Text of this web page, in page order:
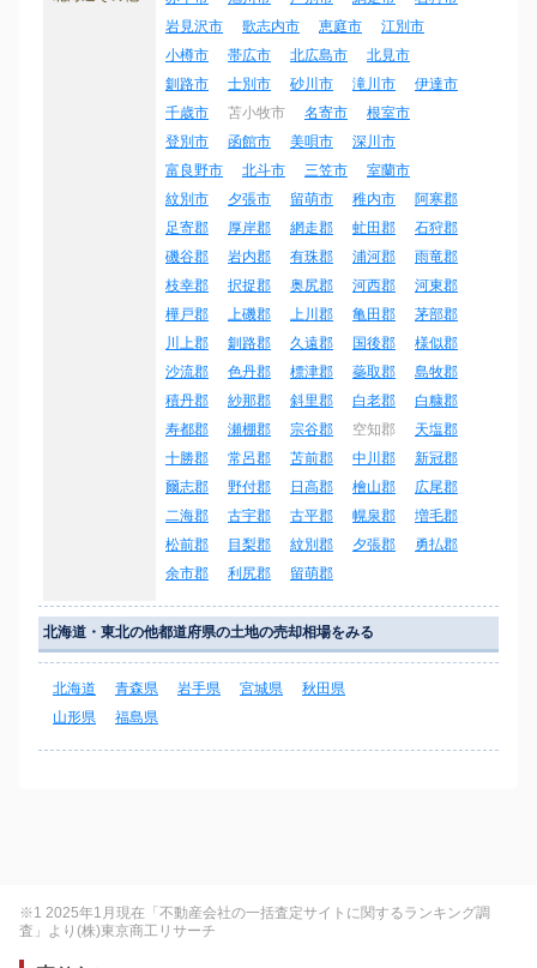
岩見沢市
歌志内市 恵庭市
江別市
小樽市
帯広市 北広島市
北見市
釧路市
士別市 砂川市 滝川市
伊達市
千歳市
苫小牧市 名寄市
根室市
登別市
函館市 美唄市
深川市
富良野市
北斗市 三笠市
室蘭市
紋別市
夕張市 留萌市 稚内市
阿寒郡
足寄郡
厚岸郡 網走郡 虻田郡
石狩郡
磯谷郡
岩内郡 有珠郡 浦河郡
雨竜郡
枝幸郡
択捉郡 奥尻郡 河西郡
河東郡
樺戸郡
上磯郡 上川郡 亀田郡
茅部郡
川上郡
釧路郡 久遠郡 国後郡
様似郡
沙流郡
色丹郡 標津郡 蘂取郡
島牧郡
積丹郡
紗那郡 斜里郡 白老郡
白糠郡
寿都郡
瀬棚郡 宗谷郡 空知郡
天塩郡
十勝郡
常呂郡 苫前郡 中川郡
新冠郡
爾志郡
野付郡 日高郡 檜山郡
広尾郡
二海郡
古宇郡 古平郡 幌泉郡
増毛郡
松前郡
目梨郡 紋別郡 夕張郡
勇払郡
余市郡
利尻郡 留萌郡
北海道・東北の他都道府県の土地の売却相場をみる
北海道 青森県 岩手県 宮城県
秋田県
山形県
福島県
※1 2025年1月現在「不動産会社の一括査定サイトに関するランキング調
査」より(株)東京商工リサーチ